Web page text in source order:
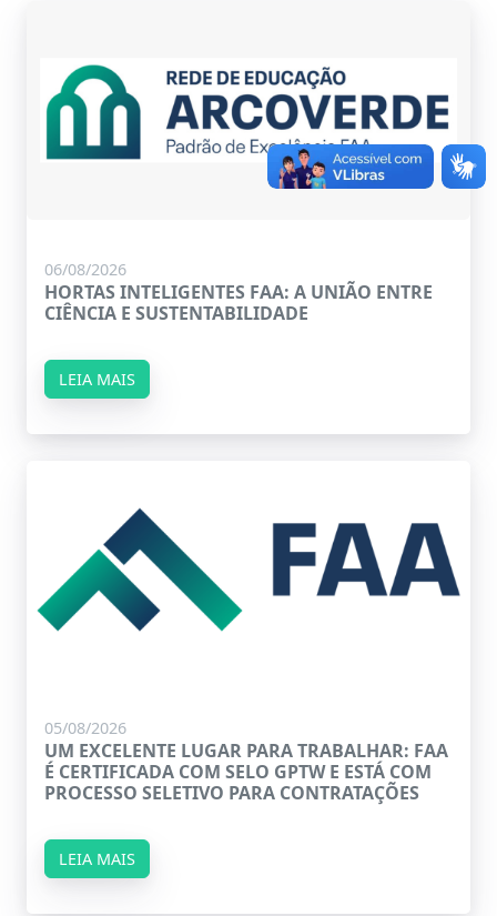
06/08/2026
HORTAS INTELIGENTES FAA: A UNIÃO ENTRE
CIÊNCIA E SUSTENTABILIDADE
LEIA MAIS
05/08/2026
UM EXCELENTE LUGAR PARA TRABALHAR: FAA
É CERTIFICADA COM SELO GPTW E ESTÁ COM
PROCESSO SELETIVO PARA CONTRATAÇÕES
LEIA MAIS